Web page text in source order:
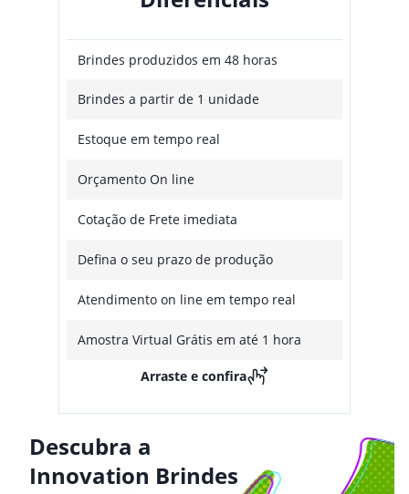
Brindes produzidos em 48 horas
Brindes a partir de 1 unidade
Estoque em tempo real
Orçamento On line
Cotação de Frete imediata
Defina o seu prazo de produção
Atendimento on line em tempo real
Amostra Virtual Grátis em até 1 hora
Arraste e confira
Descubra a
Innovation Brindes